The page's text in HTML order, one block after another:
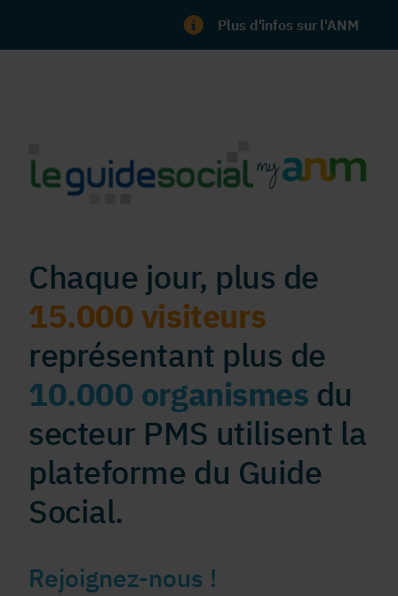
Plus d'infos sur l'ANM
Chaque jour, plus de
15.000 visiteurs
représentant plus de
10.000 organismes du
secteur PMS utilisent la
plateforme du Guide
Social.
Rejoignez-nous !